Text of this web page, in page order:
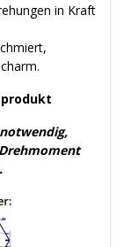
in Kraft